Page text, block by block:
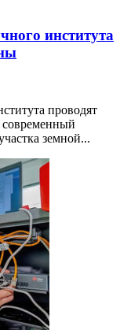
института
проводят
современный
земной...